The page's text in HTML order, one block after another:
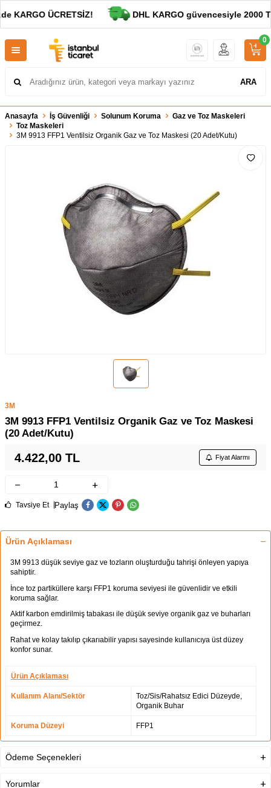
ÜCRETSİZ! DHL KARGO güvencesiyle 2000
ARA
0
Anasayfa İş Güvenliği Solunum Koruma
Gaz ve Toz Maskeleri
Toz Maskeleri
3M 9913 FFP1 Ventilsiz Organik Gaz ve Toz Maskesi (20 Adet/Kutu)
3M
3M 9913 FFP1 Ventilsiz Organik Gaz ve Toz Maskesi
(20 Adet/Kutu)
4.422,00 TL Fiyat Alarmı
Tavsiye Et Paylaş
Ürün Açıklaması
3M 9913 düşük seviye gaz ve tozların oluşturduğu tahrişi önleyen yapıya
sahiptir.
İnce toz partiküllere karşı FFP1 koruma seviyesi ile güvenlidir ve etkili
koruma sağlar.
Aktif karbon emdirilmiş tabakası ile düşük seviye organik gaz ve buharları
geçirmez.
Rahat ve kolay takılıp çıkarıabilir yapısı sayesinde kullanıcıya üst düzey
konfor sunar.
Ürün Açıklaması
Kullanım Alanı/Sektör
Toz/Sis/Rahatsız Edici Düzeyde,
Organik Buhar
Koruma Düzeyi FFP1
Ödeme Seçenekleri
Yorumlar